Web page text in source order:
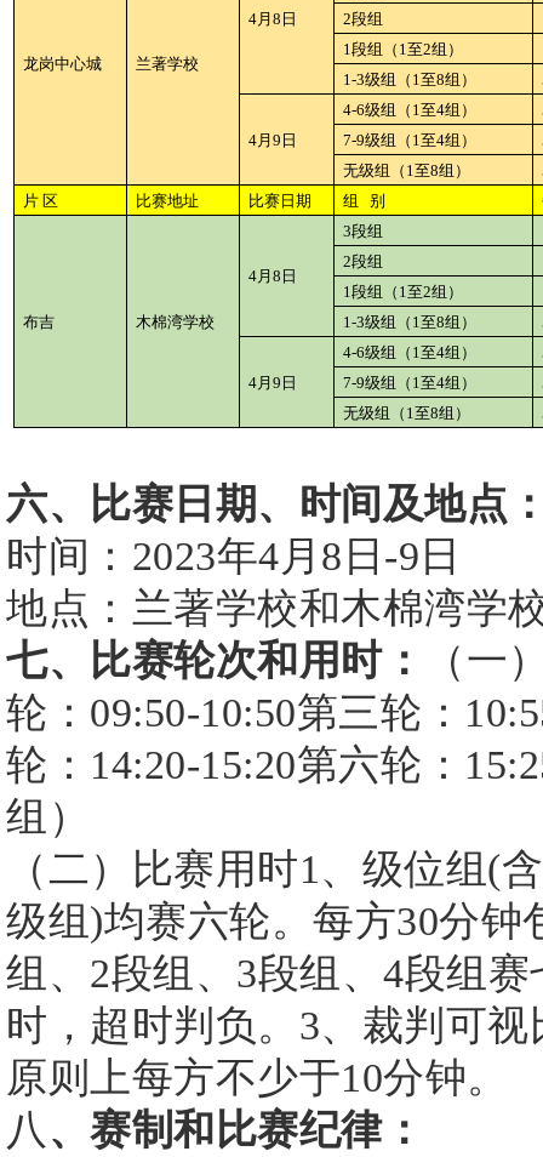
龙岗中心城 兰著学校
4月8日
2段组
1段组（1至2组）
1-3级组（1至8组）
4月9日
4-6级组（1至4组）
7-9级组（1至4组）
无级组（ 1至8组）
片 区 比赛地址 比赛日期 组 别
布吉 木棉湾学校
4月8日
3段组
2段组
1段组（1至2组）
1-3级组（1至8组）
4月9日
4-6级组（1至4组）
7-9级组（1至4组）
无级组（ 1至8组）
六、比赛日期、时间及地点
时间： 2023年4月8日-9日
地点：兰著学校和木棉湾学
七、比赛轮次和用时：
（一
轮：09:50-10:50第三轮：
轮：14:20-15:20第六轮：
组）
（二）比赛用时1、级位组(
级组)均赛六轮。每方30分
组、2段组、3段组、4段组
时，超时判负。3、裁判可
原则上每方不少于10分钟。
八 、赛制和比赛纪律：